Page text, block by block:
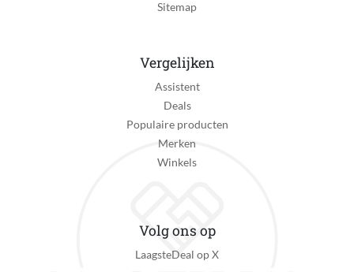
Sitemap
Vergelijken
Assistent
Deals
Populaire producten
Merken
Winkels
Volg ons op
LaagsteDeal op X